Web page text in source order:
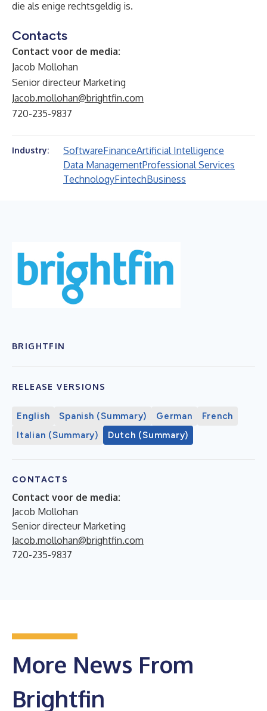
die als enige rechtsgeldig is.
Contacts
Contact voor de media:
Jacob Mollohan
Senior directeur Marketing
Jacob.mollohan@brightfin.com
720-235-9837
Industry: SoftwareFinanceArtificial Intelligence
Data ManagementProfessional Services
TechnologyFintechBusiness
BRIGHTFIN
RELEASE VERSIONS
English Spanish (Summary) German
French
Italian (Summary)
Dutch (Summary)
CONTACTS
Contact voor de media:
Jacob Mollohan
Senior directeur Marketing
Jacob.mollohan@brightfin.com
720-235-9837
More News From
Brightfin